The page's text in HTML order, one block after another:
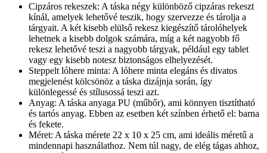
Cipzáros rekeszek: A táska négy különböző cipzáras rekeszt
kínál, amelyek lehetővé teszik, hogy szervezze és tárolja a
tárgyait. A két kisebb elülső rekesz kiegészítő tárolóhelyek
lehetnek a kisebb dolgok számára, míg a két nagyobb fő
rekesz lehetővé teszi a nagyobb tárgyak, például egy tablet
vagy egy kisebb notesz biztonságos elhelyezését.
Steppelt lóhere minta: A lóhere minta elegáns és divatos
megjelenést kölcsönöz a táska dizájnja során, így
különlegessé és stílusossá teszi azt.
Anyag: A táska anyaga PU (műbőr), ami könnyen tisztítható
és tartós anyag. Ebben az esetben két színben érhető el: barna
és fekete.
Méret: A táska mérete 22 x 10 x 25 cm, ami ideális méretű a
mindennapi használathoz. Nem túl nagy, de elég tágas ahhoz,